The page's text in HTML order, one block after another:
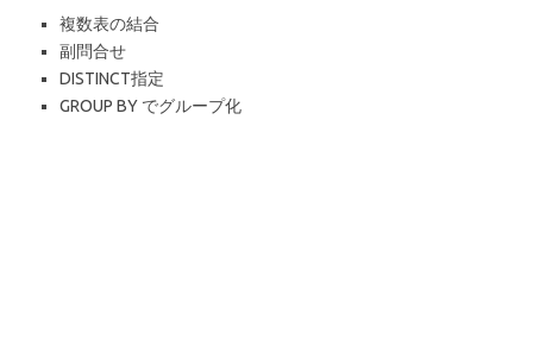
複数表の結合
副問合せ
DISTINCT指定
GROUP BY でグループ化